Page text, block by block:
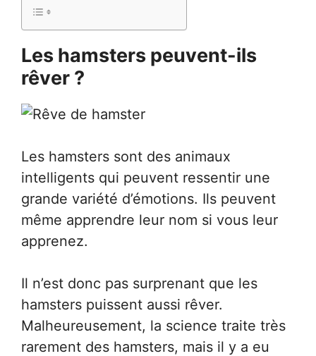
Les hamsters peuvent-ils
rêver ?
Les hamsters sont des animaux
intelligents qui peuvent ressentir une
grande variété d’émotions. Ils peuvent
même apprendre leur nom si vous leur
apprenez.
Il n’est donc pas surprenant que les
hamsters puissent aussi rêver.
Malheureusement, la science traite très
rarement des hamsters, mais il y a eu